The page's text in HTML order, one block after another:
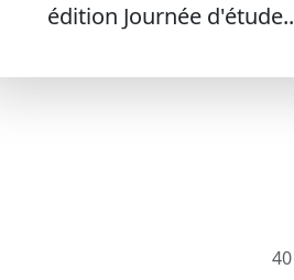
édition Journée
40